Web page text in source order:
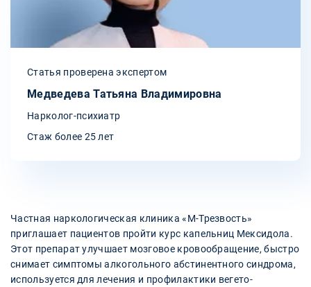
Статья проверена экспертом
Медведева Татьяна Владимировна
Нарколог-психиатр
Стаж более 25 лет
Частная наркологическая клиника «М-Трезвость»
приглашает пациентов пройти курс капельниц Мексидола.
Этот препарат улучшает мозговое кровообращение, быстро
снимает симптомы алкогольного абстинентного синдрома,
используется для лечения и профилактики вегето-